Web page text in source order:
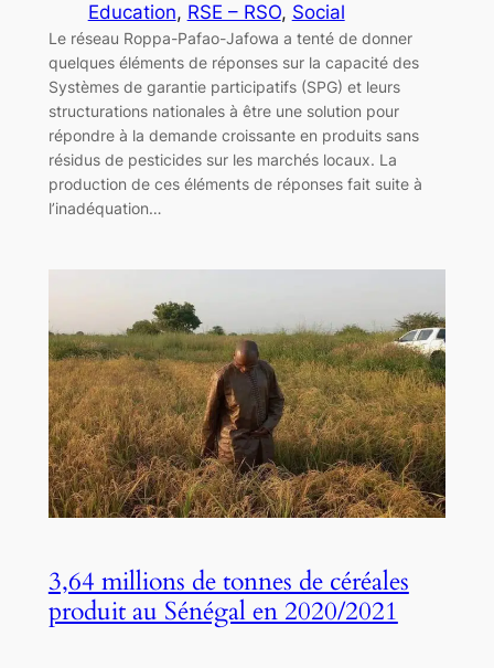
Education, RSE – RSO, Social
Le réseau Roppa-Pafao-Jafowa a tenté de donner
quelques éléments de réponses sur la capacité des
Systèmes de garantie participatifs (SPG) et leurs
structurations nationales à être une solution pour
répondre à la demande croissante en produits sans
résidus de pesticides sur les marchés locaux. La
production de ces éléments de réponses fait suite à
l’inadéquation…
3,64 millions de tonnes de céréales
produit au Sénégal en 2020/2021